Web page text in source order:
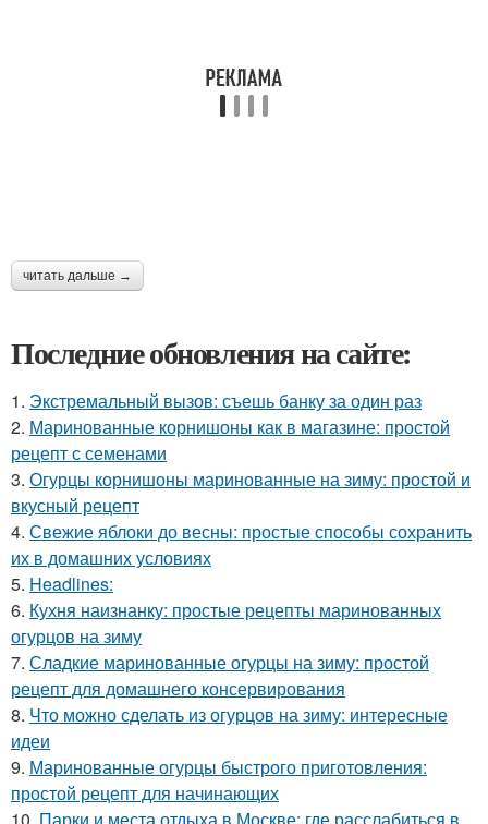
читать дальше →
Последние обновления на сайте:
1. Экстремальный вызов: съешь банку за один раз
2. Маринованные корнишоны как в магазине: простой
рецепт с семенами
3. Огурцы корнишоны маринованные на зиму: простой и
вкусный рецепт
4. Свежие яблоки до весны: простые способы сохранить
их в домашних условиях
5. Headlines:
6. Кухня наизнанку: простые рецепты маринованных
огурцов на зиму
7. Сладкие маринованные огурцы на зиму: простой
рецепт для домашнего консервирования
8. Что можно сделать из огурцов на зиму: интересные
идеи
9. Маринованные огурцы быстрого приготовления:
простой рецепт для начинающих
10. Парки и места отдыха в Москве: где расслабиться в